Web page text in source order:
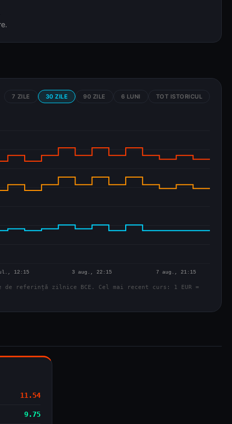
7 ZILE 30 ZILE 90 ZILE 6 LUNI TOT ISTORICUL
referință zilnice BCE. Cel mai recent curs: 1 EUR =
11.54
9.75